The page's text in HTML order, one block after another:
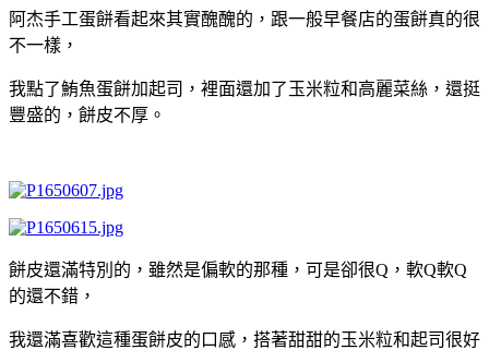
阿杰手工蛋餅看起來其實醜醜的，跟一般早餐店的蛋餅真的很
不一樣，
我點了鮪魚蛋餅加起司，裡面還加了玉米粒和高麗菜絲，還挺
豐盛的，餅皮不厚。
餅皮還滿特別的，雖然是偏軟的那種，可是卻很Q，軟Q軟Q
的還不錯，
我還滿喜歡這種蛋餅皮的口感，搭著甜甜的玉米粒和起司很好